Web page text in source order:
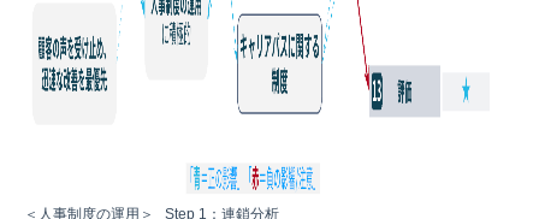
＜人事制度の運用＞ Step 1：連鎖分析